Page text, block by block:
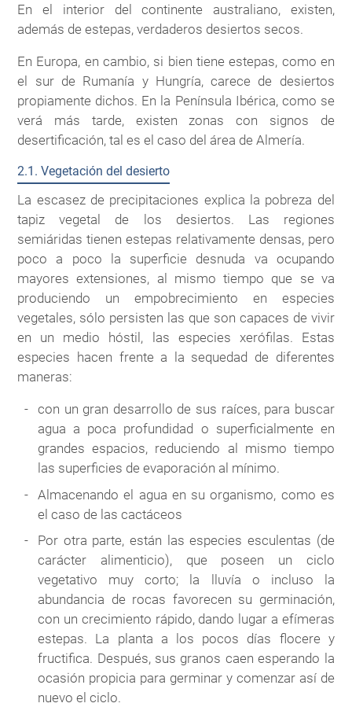
En el interior del continente australiano, existen,
además de estepas, verdaderos desiertos secos.
En Europa, en cambio, si bien tiene estepas, como en
el sur de Rumanía y Hungría, carece de desiertos
propiamente dichos. En la Península Ibérica, como se
verá más tarde, existen zonas con signos de
desertificación, tal es el caso del área de Almería.
2.1. Vegetación del desierto
La escasez de precipitaciones explica la pobreza del
tapiz vegetal de los desiertos. Las regiones
semiáridas tienen estepas relativamente densas, pero
poco a poco la superficie desnuda va ocupando
mayores extensiones, al mismo tiempo que se va
produciendo un empobrecimiento en especies
vegetales, sólo persisten las que son capaces de vivir
en un medio hóstil, las especies xerófilas. Estas
especies hacen frente a la sequedad de diferentes
maneras:
con un gran desarrollo de sus raíces, para buscar
agua a poca profundidad o superficialmente en
grandes espacios, reduciendo al mismo tiempo
las superficies de evaporación al mínimo.
Almacenando el agua en su organismo, como es
el caso de las cactáceos
Por otra parte, están las especies esculentas (de
carácter alimenticio), que poseen un ciclo
vegetativo muy corto; la lluvía o incluso la
abundancia de rocas favorecen su germinación,
con un crecimiento rápido, dando lugar a efímeras
estepas. La planta a los pocos días flocere y
fructifica. Después, sus granos caen esperando la
ocasión propicia para germinar y comenzar así de
nuevo el ciclo.